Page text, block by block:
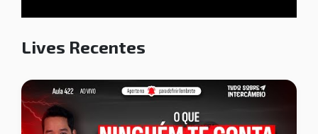
Lives Recentes